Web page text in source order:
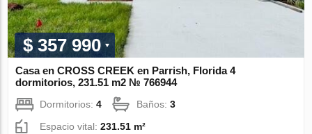
$ 357 990
Casa en CROSS CREEK en Parrish, Florida 4
dormitorios, 231.51 m2 № 766944
Dormitorios:4 Baños:3
Espacio vital:231.51 m²